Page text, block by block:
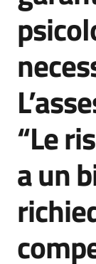
“Le
a un